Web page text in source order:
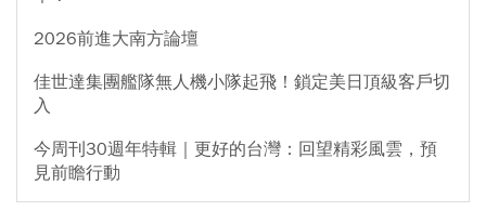
2026前進大南方論壇
佳世達集團艦隊無人機小隊起飛！鎖定美日頂級客戶切
入
今周刊30週年特輯｜更好的台灣：回望精彩風雲，預
見前瞻行動